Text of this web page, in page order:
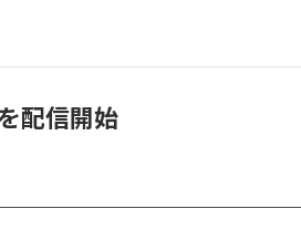
を配信開始